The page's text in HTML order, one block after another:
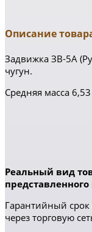
Описание
Задвижка ЗВ-5А
чугун.
Средняя масса 6,53
Реальный вид
Гарантийный
через торговую